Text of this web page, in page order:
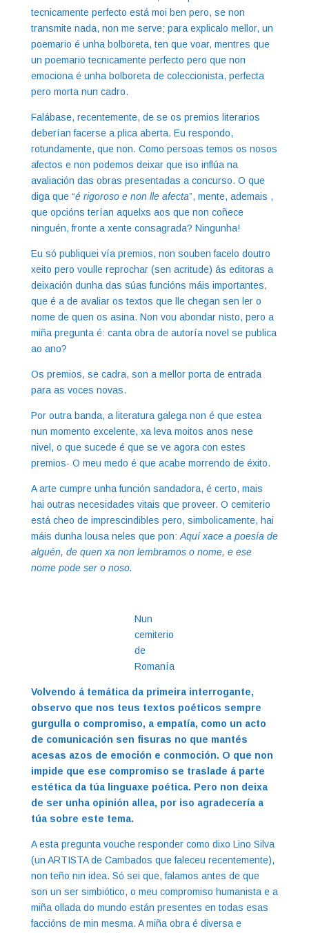
tecnicamente perfecto está moi ben pero, se non
transmite nada, non me serve; para explicalo mellor, un
poemario é unha bolboreta, ten que voar, mentres que
un poemario tecnicamente perfecto pero que non
emociona é unha bolboreta de coleccionista, perfecta
pero morta nun cadro.
Falábase, recentemente, de se os premios literarios
deberían facerse a plica aberta. Eu respondo,
rotundamente, que non. Como persoas temos os nosos
afectos e non podemos deixar que iso inflúa na
avaliación das obras presentadas a concurso. O que
diga que “é rigoroso e non lle afecta”, mente, ademais ,
que opcións terían aquelxs aos que non coñece
ninguén, fronte a xente consagrada? Ningunha!
Eu só publiquei vía premios, non souben facelo doutro
xeito pero voulle reprochar (sen acritude) ás editoras a
deixación dunha das súas funcións máis importantes,
que é a de avaliar os textos que lle chegan sen ler o
nome de quen os asina. Non vou abondar nisto, pero a
miña pregunta é: canta obra de autoría novel se publica
ao ano?
Os premios, se cadra, son a mellor porta de entrada
para as voces novas.
Por outra banda, a literatura galega non é que estea
nun momento excelente, xa leva moitos anos nese
nivel, o que sucede é que se ve agora con estes
premios- O meu medo é que acabe morrendo de éxito.
A arte cumpre unha función sandadora, é certo, mais
hai outras necesidades vitais que proveer. O cemiterio
está cheo de imprescindibles pero, simbolicamente, hai
máis dunha lousa neles que pon: Aquí xace a poesía de
alguén, de quen xa non lembramos o nome, e ese
nome pode ser o noso.
Nun
cemiterio
de
Romanía
Volvendo á temática da primeira interrogante,
observo que nos teus textos poéticos sempre
gurgulla o compromiso, a empatía, como un acto
de comunicación sen fisuras no que mantés
acesas azos de emoción e conmoción. O que non
impide que ese compromiso se traslade á parte
estética da túa linguaxe poética. Pero non deixa
de ser unha opinión allea, por iso agradecería a
túa sobre este tema.
A esta pregunta vouche responder como dixo Lino Silva
(un ARTISTA de Cambados que faleceu recentemente),
non teño nin idea. Só sei que, falamos antes de que
son un ser simbiótico, o meu compromiso humanista e a
miña ollada do mundo están presentes en todas esas
faccións de min mesma. A miña obra é diversa e